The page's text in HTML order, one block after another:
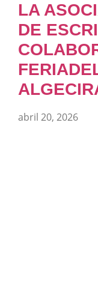
LA
DE
abril 20, 2026